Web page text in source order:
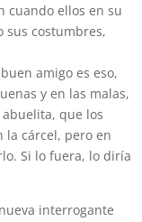
cuando ellos en su
sus costumbres,
amigo es eso,
y en las malas,
que los
la cárcel, pero en
Si lo fuera, lo diría
interrogante